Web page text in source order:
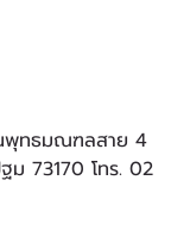
พุทธมณฑลสาย 4
73170 โทร. 02